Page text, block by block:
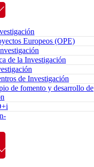
Europeos (OPE)
de la Investigación
de Investigación
de fomento y desarrollo de